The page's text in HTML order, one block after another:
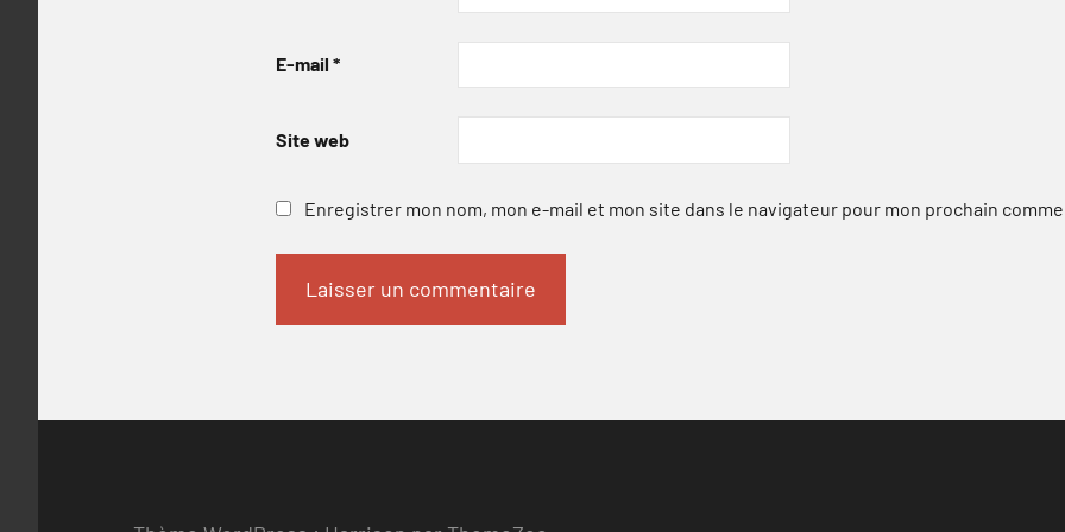
E-mail *
Site web
Enregistrer mon nom, mon e-mail et mon site dans le navigateur pour mon prochain